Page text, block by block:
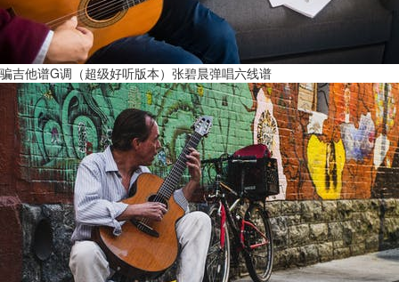
骗吉他谱G调（超级好听版本）张碧晨弹唱六线谱